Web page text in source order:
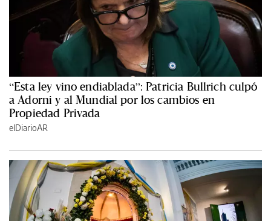
“Esta ley vino endiablada”: Patricia Bullrich culpó
a Adorni y al Mundial por los cambios en
Propiedad Privada
elDiarioAR